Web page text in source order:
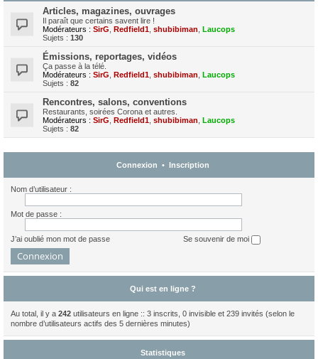
Articles, magazines, ouvrages
Il paraît que certains savent lire !
Modérateurs : SirG Redfield1 shubibiman Laucops
Sujets : 130
Émissions, reportages, vidéos
Ça passe à la télé.
Modérateurs : SirG Redfield1 shubibiman Laucops
Sujets : 82
Rencontres, salons, conventions
Restaurants, soirées Corona et autres.
Modérateurs : SirG Redfield1 shubibiman Laucops
Sujets : 82
Connexion • Inscription
Nom d’utilisateur :
Mot de passe :
J’ai oublié mon mot de passe Se souvenir de moi
Qui est en ligne ?
Au total, il y a 242 utilisateurs en ligne :: 3 inscrits, 0 invisible et 239 invités (selon le
nombre d’utilisateurs actifs des 5 dernières minutes)
Statistiques